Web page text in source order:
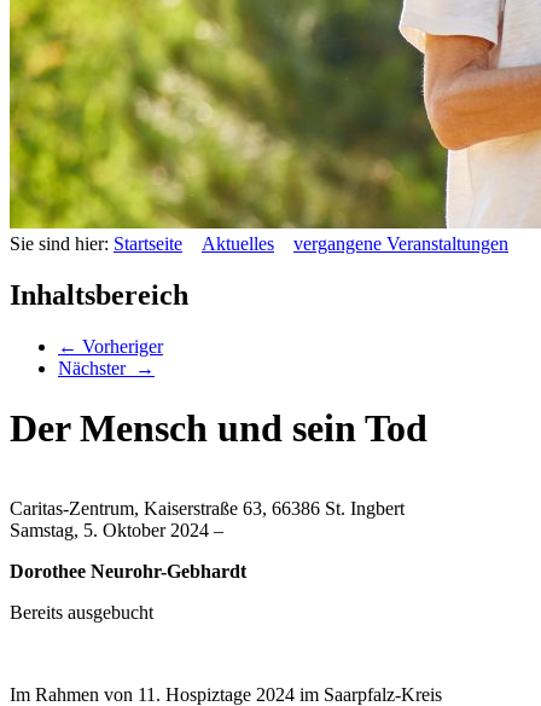
Sie sind hier: Startseite Aktuelles vergangene Veranstaltungen
Inhaltsbereich
← Vorheriger
Nächster →
Der Mensch und sein Tod
Caritas-Zentrum, Kaiserstraße 63, 66386 St. Ingbert
Samstag, 5. Oktober 2024 –
Dorothee Neurohr-Gebhardt
Bereits ausgebucht
Im Rahmen von 11. Hospiztage 2024 im Saarpfalz-Kreis